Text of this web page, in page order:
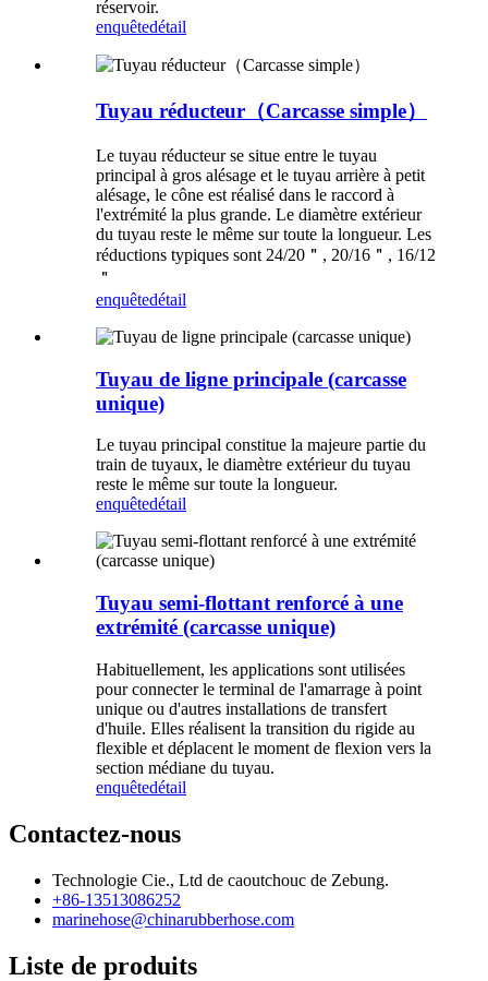
réservoir.
enquêtedétail
Tuyau réducteur（Carcasse simple）
Le tuyau réducteur se situe entre le tuyau
principal à gros alésage et le tuyau arrière à petit
alésage, le cône est réalisé dans le raccord à
l'extrémité la plus grande. Le diamètre extérieur
du tuyau reste le même sur toute la longueur. Les
réductions typiques sont 24/20＂, 20/16＂, 16/12
＂
enquêtedétail
Tuyau de ligne principale (carcasse
unique)
Le tuyau principal constitue la majeure partie du
train de tuyaux, le diamètre extérieur du tuyau
reste le même sur toute la longueur.
enquêtedétail
Tuyau semi-flottant renforcé à une
extrémité (carcasse unique)
Habituellement, les applications sont utilisées
pour connecter le terminal de l'amarrage à point
unique ou d'autres installations de transfert
d'huile. Elles réalisent la transition du rigide au
flexible et déplacent le moment de flexion vers la
section médiane du tuyau.
enquêtedétail
Contactez-nous
Technologie Cie., Ltd de caoutchouc de Zebung.
+86-13513086252
marinehose@chinarubberhose.com
Liste de produits